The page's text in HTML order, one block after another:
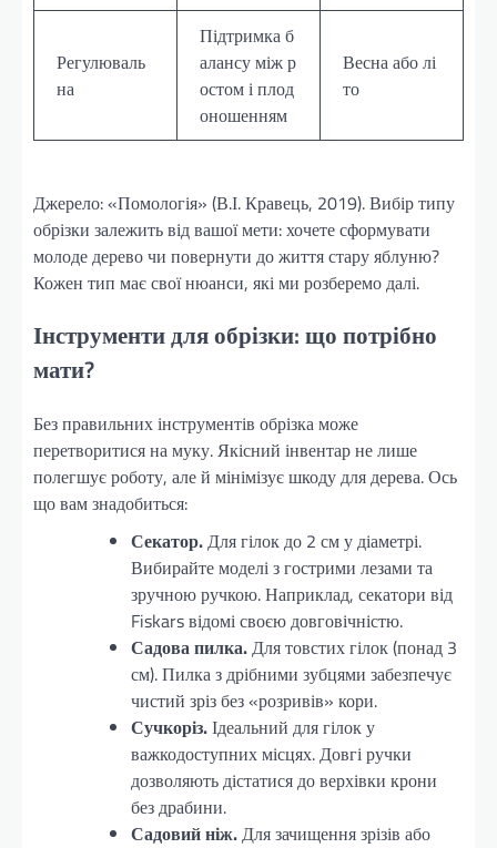
Регулюваль
на
Підтримка б
алансу між р
остом і плод
оношенням
Весна або лі
то
Джерело: «Помологія» (В.І. Кравець, 2019). Вибір типу
обрізки залежить від вашої мети: хочете сформувати
молоде дерево чи повернути до життя стару яблуню?
Кожен тип має свої нюанси, які ми розберемо далі.
Інструменти для обрізки: що потрібно
мати?
Без правильних інструментів обрізка може
перетворитися на муку. Якісний інвентар не лише
полегшує роботу, але й мінімізує шкоду для дерева. Ось
що вам знадобиться:
Секатор.Для гілок до 2 см у діаметрі.
Вибирайте моделі з гострими лезами та
зручною ручкою. Наприклад, секатори від
Fiskars відомі своєю довговічністю.
Садова пилка.Для товстих гілок (понад 3
см). Пилка з дрібними зубцями забезпечує
чистий зріз без «розривів» кори.
Сучкоріз.Ідеальний для гілок у
важкодоступних місцях. Довгі ручки
дозволяють дістатися до верхівки крони
без драбини.
Садовий ніж.Для зачищення зрізів або